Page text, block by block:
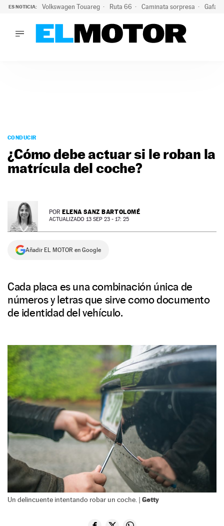
ES NOTICIA: Volkswagen Touareg Ruta 66 Caminata sorpresa Gafas
PODCAST
MOTOS
TECNOLOGÍA
PREMIOS
SERVICIOS
CONDUCIR
¿Cómo debe actuar si le roban la
matrícula del coche?
POR ELENA SANZ BARTOLOMÉ
ACTUALIZADO 13 SEP 23 - 17: 25
Añadir EL MOTOR en Google
Cada placa es una combinación única de
números y letras que sirve como documento
de identidad del vehículo.
Un delincuente intentando robar un coche. | Getty